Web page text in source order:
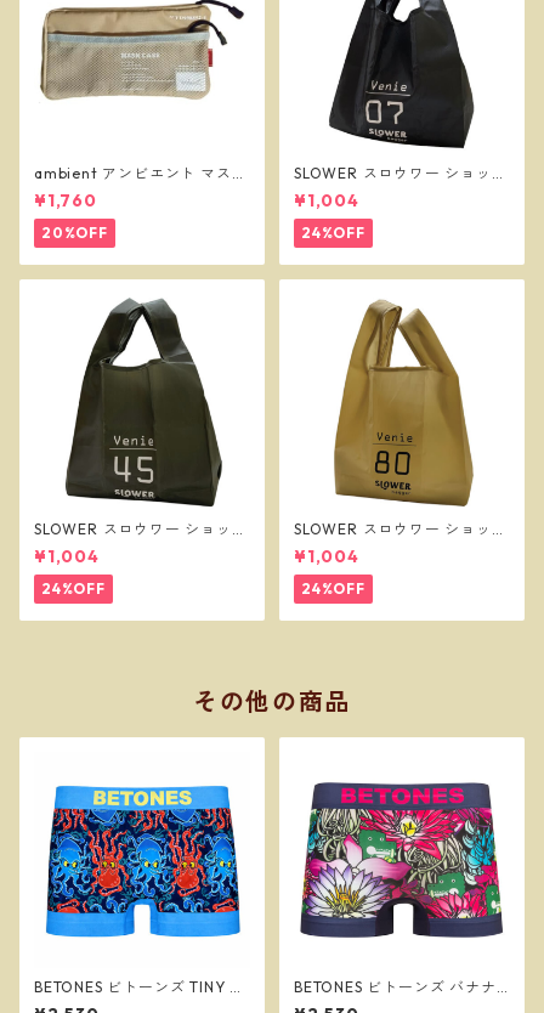
ambient アンビエント マスク
ケース ベージュ
¥1,760
20%OFF
SLOWER スロウワー ショッパ
ーバッグ ビーニー L ブラック
SLW255
¥1,004
24%OFF
SLOWER スロウワー ショッパ
ーバッグ ビーニー L オリーブ
SLW257
¥1,004
24%OFF
SLOWER スロウワー ショッパ
ーバッグ ビーニー L サンド SL
W256
¥1,004
24%OFF
その他の商品
BETONES ビトーンズ TINY TR
ICKSTERS BLUE メンズ フリー
BETONES ビトーンズ バナナ
ワニ園３NAVY メンズ フリー